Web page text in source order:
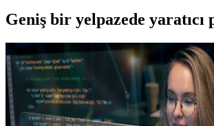
Geniş bir yelpazede yaratıcı